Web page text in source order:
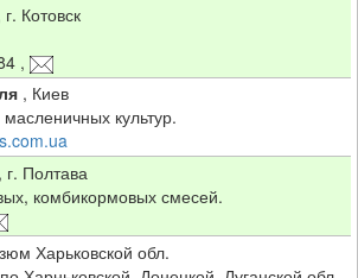
г. Котовск
,
, Киев
культур.
, г. Полтава
комбикормовых смесей.
Харьковской обл.